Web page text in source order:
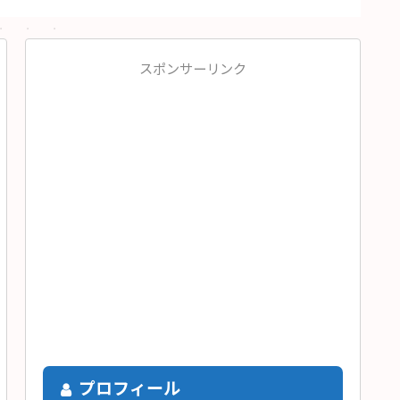
スポンサーリンク
プロフィール